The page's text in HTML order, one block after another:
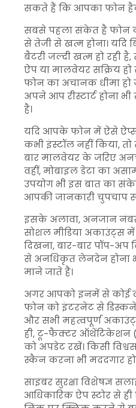
सकते हैं कि आपका फोन
सबसे पहला संकेत है फोन
से तेजी से खत्म होना। यदि
बैटरी जल्दी खत्म हो रही
ऐप या मालवेयर सक्रिय
फोन का अचानक धीमा हो
अपने आप रीस्टार्ट होना
है।
यदि आपके फोन में ऐसे
कभी इंस्टॉल नहीं किया,
बार मालवेयर के जरिए
वहीं, मोबाइल डेटा का
उपयोग भी इस बात का
आपकी जानकारी चुपचाप
इसके अलावा, अनजान
सोशल मीडिया अकाउंट्स में
दिखना, बार-बार पॉप-अप
से अनधिकृत लेनदेन होना
माने जाते हैं।
अगर आपको इनमें से कोई
फोन को इंटरनेट से
और सभी महत्वपूर्ण
ही, टू-फैक्टर ऑथेंटिकेशन
को अपडेट रखें। किसी
स्कैन करना भी मददगार
साइबर सुरक्षा विशेषज्ञ
आधिकारिक ऐप स्टोर से